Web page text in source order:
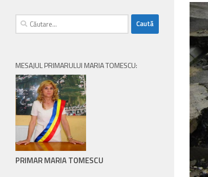
handicap
vedere,
folosesc
cititor
Apasă
Control-
Caută
după:
MESAJUL PRIMARULUI MARIA TOMESCU:
PRIMAR MARIA TOMESCU